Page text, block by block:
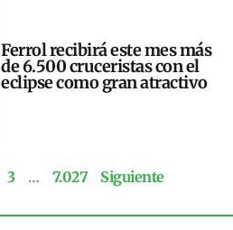
Ferrol recibirá este mes más
de 6.500 cruceristas con el
eclipse como gran atractivo
3 … 7.027 Siguiente